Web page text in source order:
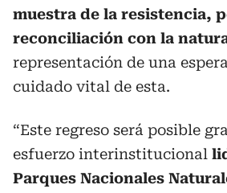
muestra de la resistencia,
reconciliación con la
representación de una
cuidado vital de esta.
“Este regreso será posible
esfuerzo interinstitucional
Parques Nacionales